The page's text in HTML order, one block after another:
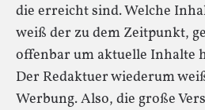
die erreicht sind. Welche
weiß der zu dem Zeitpunkt,
offenbar um aktuelle Inhalte
Der Redaktuer wiederum
Werbung. Also, die große